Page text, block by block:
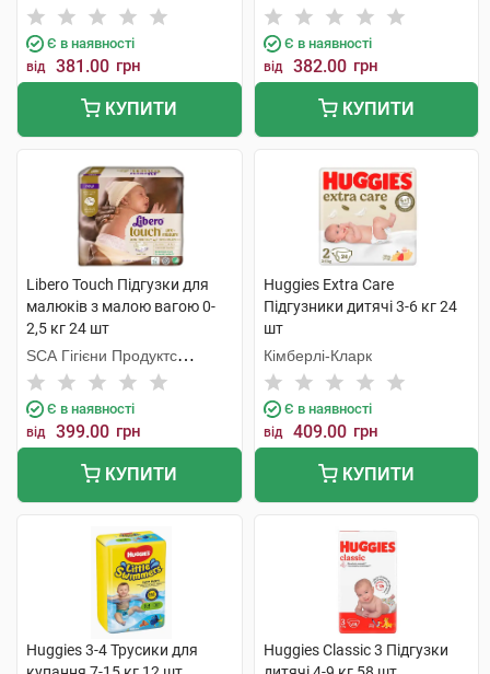
Є в наявності
від 381.00 грн
КУПИТИ
Б.В.
Є в наявності
від 382.00 грн
КУПИТИ
Libero Touch Підгузки для
малюків з малою вагою 0-
2,5 кг 24 шт
SCA Гігієни Продуктс
Польска
Є в наявності
від 399.00 грн
КУПИТИ
Huggies Extra Care
Підгузники дитячі 3-6 кг 24
шт
Кімберлі-Кларк
Є в наявності
від 409.00 грн
КУПИТИ
Huggies 3-4 Трусики для
Huggies Classic 3 Підгузки